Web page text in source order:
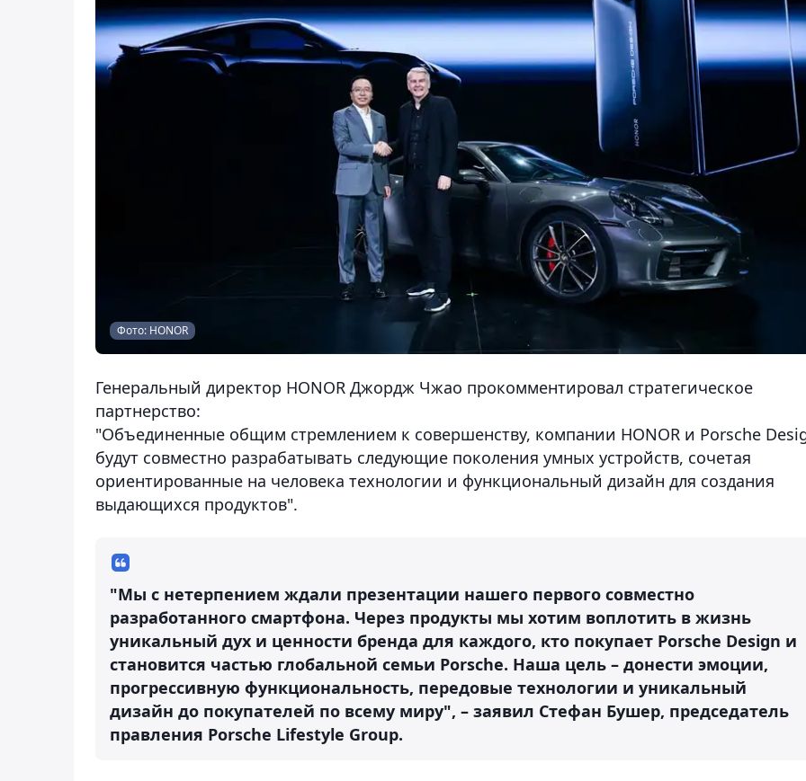
Фото: HONOR
Генеральный директор HONOR Джордж Чжао прокомментировал стратегическое
партнерство:
"Объединенные общим стремлением к совершенству, компании HONOR и Porsche
будут совместно разрабатывать следующие поколения умных устройств, сочетая
ориентированные на человека технологии и функциональный дизайн для создания
выдающихся продуктов".
"Мы с нетерпением ждали презентации нашего первого совместно
разработанного смартфона. Через продукты мы хотим воплотить в жизнь
уникальный дух и ценности бренда для каждого, кто покупает Porsche Design и
становится частью глобальной семьи Porsche. Наша цель – донести эмоции,
прогрессивную функциональность, передовые технологии и уникальный
дизайн до покупателей по всему миру", – заявил Стефан Бушер, председатель
правления Porsche Lifestyle Group.